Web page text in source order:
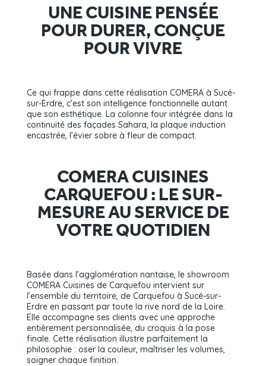
UNE CUISINE PENSÉE
POUR DURER, CONÇUE
POUR VIVRE
Ce qui frappe dans cette réalisation COMERA à Sucé-
sur-Erdre, c’est son intelligence fonctionnelle autant
que son esthétique. La colonne four intégrée dans la
continuité des façades Sahara, la plaque induction
encastrée, l’évier sobre à fleur de compact.
COMERA CUISINES
CARQUEFOU : LE SUR-
MESURE AU SERVICE DE
VOTRE QUOTIDIEN
Basée dans l’agglomération nantaise, le showroom
COMERA Cuisines de Carquefou intervient sur
l’ensemble du territoire, de Carquefou à Sucé-sur-
Erdre en passant par toute la rive nord de la Loire.
Elle accompagne ses clients avec une approche
entièrement personnalisée, du croquis à la pose
finale. Cette réalisation illustre parfaitement la
philosophie : oser la couleur, maîtriser les volumes,
soigner chaque finition.